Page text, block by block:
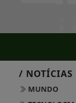
/ NOTÍCIAS
MUNDO